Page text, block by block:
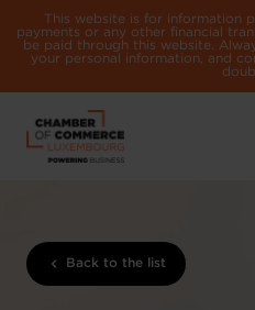
This website is for information
payments or any other financial
be paid through this website.
your personal information, and
Back to the list